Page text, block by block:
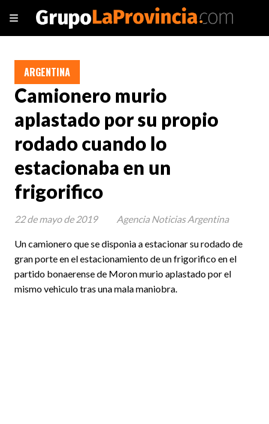
Camionero murio
aplastado por su propio
rodado cuando lo
estacionaba en un
frigorifico
Un camionero que se disponia a estacionar su rodado de
gran porte en el estacionamiento de un frigorifico en el
partido bonaerense de Moron murio aplastado por el
mismo vehiculo tras una mala maniobra.
ARGENTINA
22 de mayo de 2019 Agencia Noticias Argentina